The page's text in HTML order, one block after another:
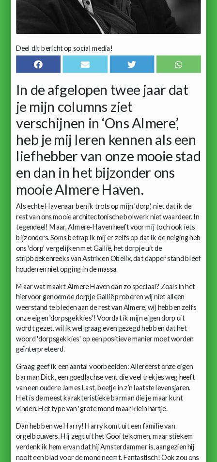
Deel dit bericht op social media!
In de afgelopen twee jaar dat
je mijn columns ziet
verschijnen in ‘Ons Almere’,
heb je mij leren kennen als een
liefhebber van onze mooie stad
en dan in het bijzonder ons
mooie Almere Haven.
Als echte Havenaar ben ik trots op mijn 'dorp', niet dat ik de
rest van ons mooie architectonische bolwerk niet waardeer. In
tegendeel! Maar, Almere-Haven heeft voor mij toch ook iets
bijzonders. Soms betrap ik mij er zelfs op dat ik de neiging heb
ons 'dorp' vergelijken met Gallië, het dorpje uit de
stripboekenreeks van Astrix en Obelix, dat dapper stand bleef
houden en niet opging in de massa.
Maar wat maakt Almere Haven dan zo speciaal? Zoals in het
hiervoor genoemde dorpje Gallië proberen wij niet alleen
weerstand te bieden aan de rest van Almere, wij hebben zelfs
onze eigen 'dorpsgekkies'! Voordat ik mijn eigen dorp uit
wordt gezet, wil ik wel graag even gezegd hebben dat het
woord 'dorpsgekkies' op een positieve manier moet worden
geïnterpreteerd.
Graag geef ik een aantal voorbeelden: Allereerst onze eigen
barman Dick, een goedlachse vent die veel trekjes weg heeft
van een oudere James Last, beetje in z’n laatste levensjaren.
Het is de meest karakteristieke barman die je maar kunt
vinden. Het type van 'grote mond maar klein hartje'.
Dan hebben we Harry! Harry komt uit een familie van
orgelbouwers. Hij zegt uit het Gooi te komen, maar stiekem
verdenk ik hem ervan dat hij Amsterdammer is, aangezien hij
nooit een blad voor de mond neemt. Fantastisch! Ook zou ons